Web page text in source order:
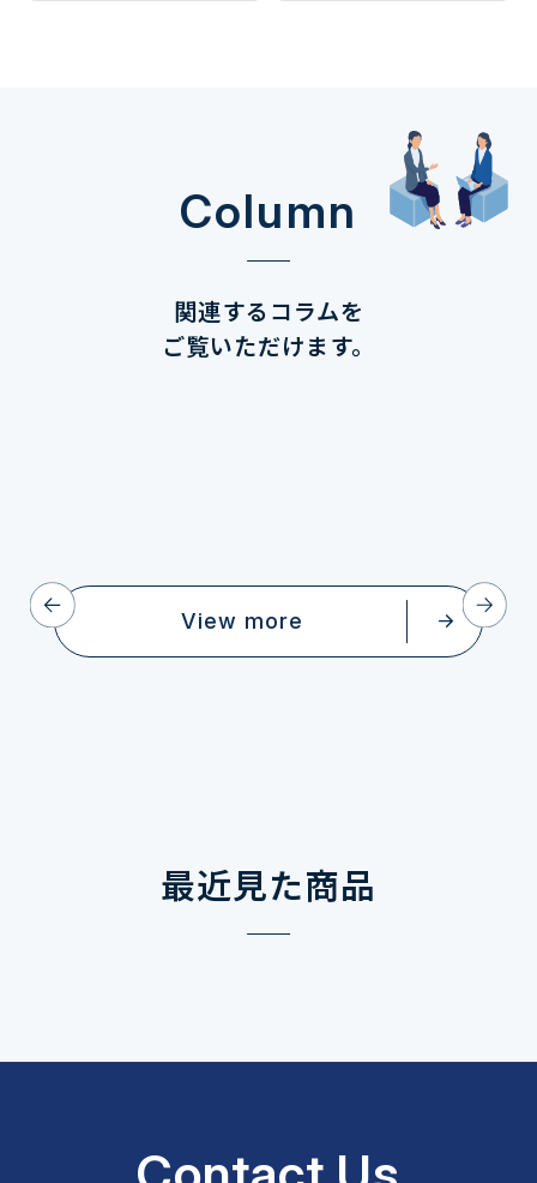
Column
関連するコラムを
ご覧いただけます。
View more
最近見た商品